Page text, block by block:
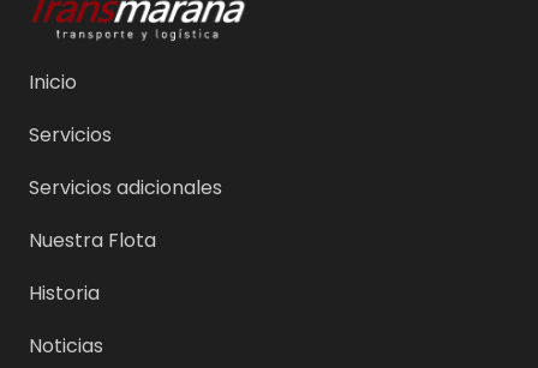
Inicio
Servicios
Servicios adicionales
Nuestra Flota
Historia
Noticias